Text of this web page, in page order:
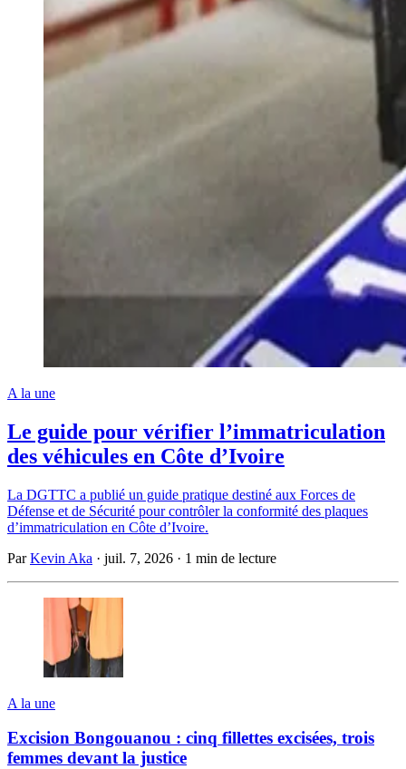
A la une
Le guide pour vérifier l’immatriculation
des véhicules en Côte d’Ivoire
La DGTTC a publié un guide pratique destiné aux Forces de
Défense et de Sécurité pour contrôler la conformité des plaques
d’immatriculation en Côte d’Ivoire.
ParKevin Aka · juil. 7, 2026 · 1 min de lecture
A la une
Excision Bongouanou : cinq fillettes excisées, trois
femmes devant la justice